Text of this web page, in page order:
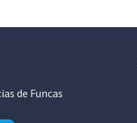
de Funcas